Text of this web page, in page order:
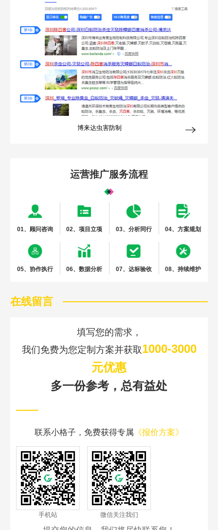
博来达虫害防制
运营推广服务流程
01、顾问咨询 02、项目立项 03、分析同行 04、方案规划
05、协作执行 06、数据分析 07、达标验收 08、持续维护
在线留言
填写您的需求，
我们免费为您定制方案并获取1000-3000
元优惠
多一份参考，总有益处
联系小格子，免费获得专属 《报价方案》
手机站 微信关注我们
Are you ready?
不怕就请留下您的需求及联系方式，我们会第一时间送上问候的。